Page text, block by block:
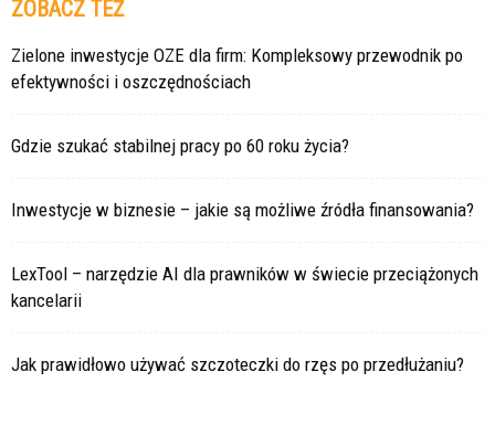
ZOBACZ TEŻ
Zielone inwestycje OZE dla firm: Kompleksowy przewodnik po
efektywności i oszczędnościach
Gdzie szukać stabilnej pracy po 60 roku życia?
Inwestycje w biznesie – jakie są możliwe źródła finansowania?
LexTool – narzędzie AI dla prawników w świecie przeciążonych
kancelarii
Jak prawidłowo używać szczoteczki do rzęs po przedłużaniu?